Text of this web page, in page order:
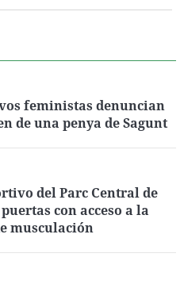
feministas denuncian
de una penya de Sagunt
del Parc Central de
con acceso a la
musculación